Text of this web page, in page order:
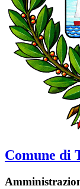
Comune di